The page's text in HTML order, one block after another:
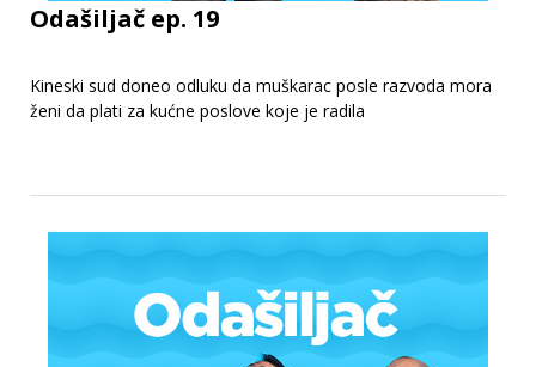
Odašiljač ep. 19
Kineski sud doneo odluku da muškarac posle razvoda mora
ženi da plati za kućne poslove koje je radila